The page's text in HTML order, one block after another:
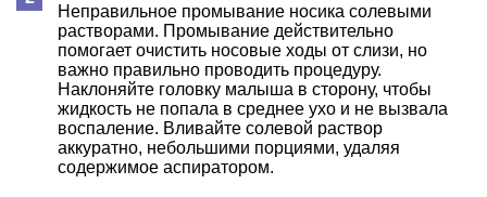
Неправильное промывание носика солевыми
растворами. Промывание действительно
помогает очистить носовые ходы от слизи, но
важно правильно проводить процедуру.
Наклоняйте головку малыша в сторону, чтобы
жидкость не попала в среднее ухо и не вызвала
воспаление. Вливайте солевой раствор
аккуратно, небольшими порциями, удаляя
содержимое аспиратором.